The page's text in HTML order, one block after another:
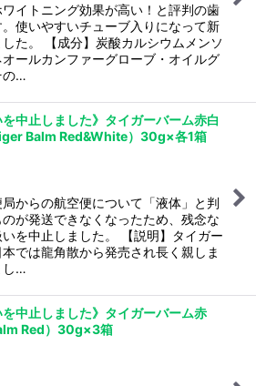
ワイトニング効果が高い！と評判の歯
使いやすいチューブ入りになって新
た。 【成分】炭酸カルシウムメンソ
ールカンファーグローブ・オイルグ
の…
を中止しました》タイガーバーム赤白
Balm Red&White）30g×各1箱
局からの航空便について「液体」と判
が発送できなくなったため、残念な
を中止しました。 【説明】タイガー
では龍角散から発売され長く親しま
し…
を中止しました》タイガーバーム赤
Red）30g×3箱